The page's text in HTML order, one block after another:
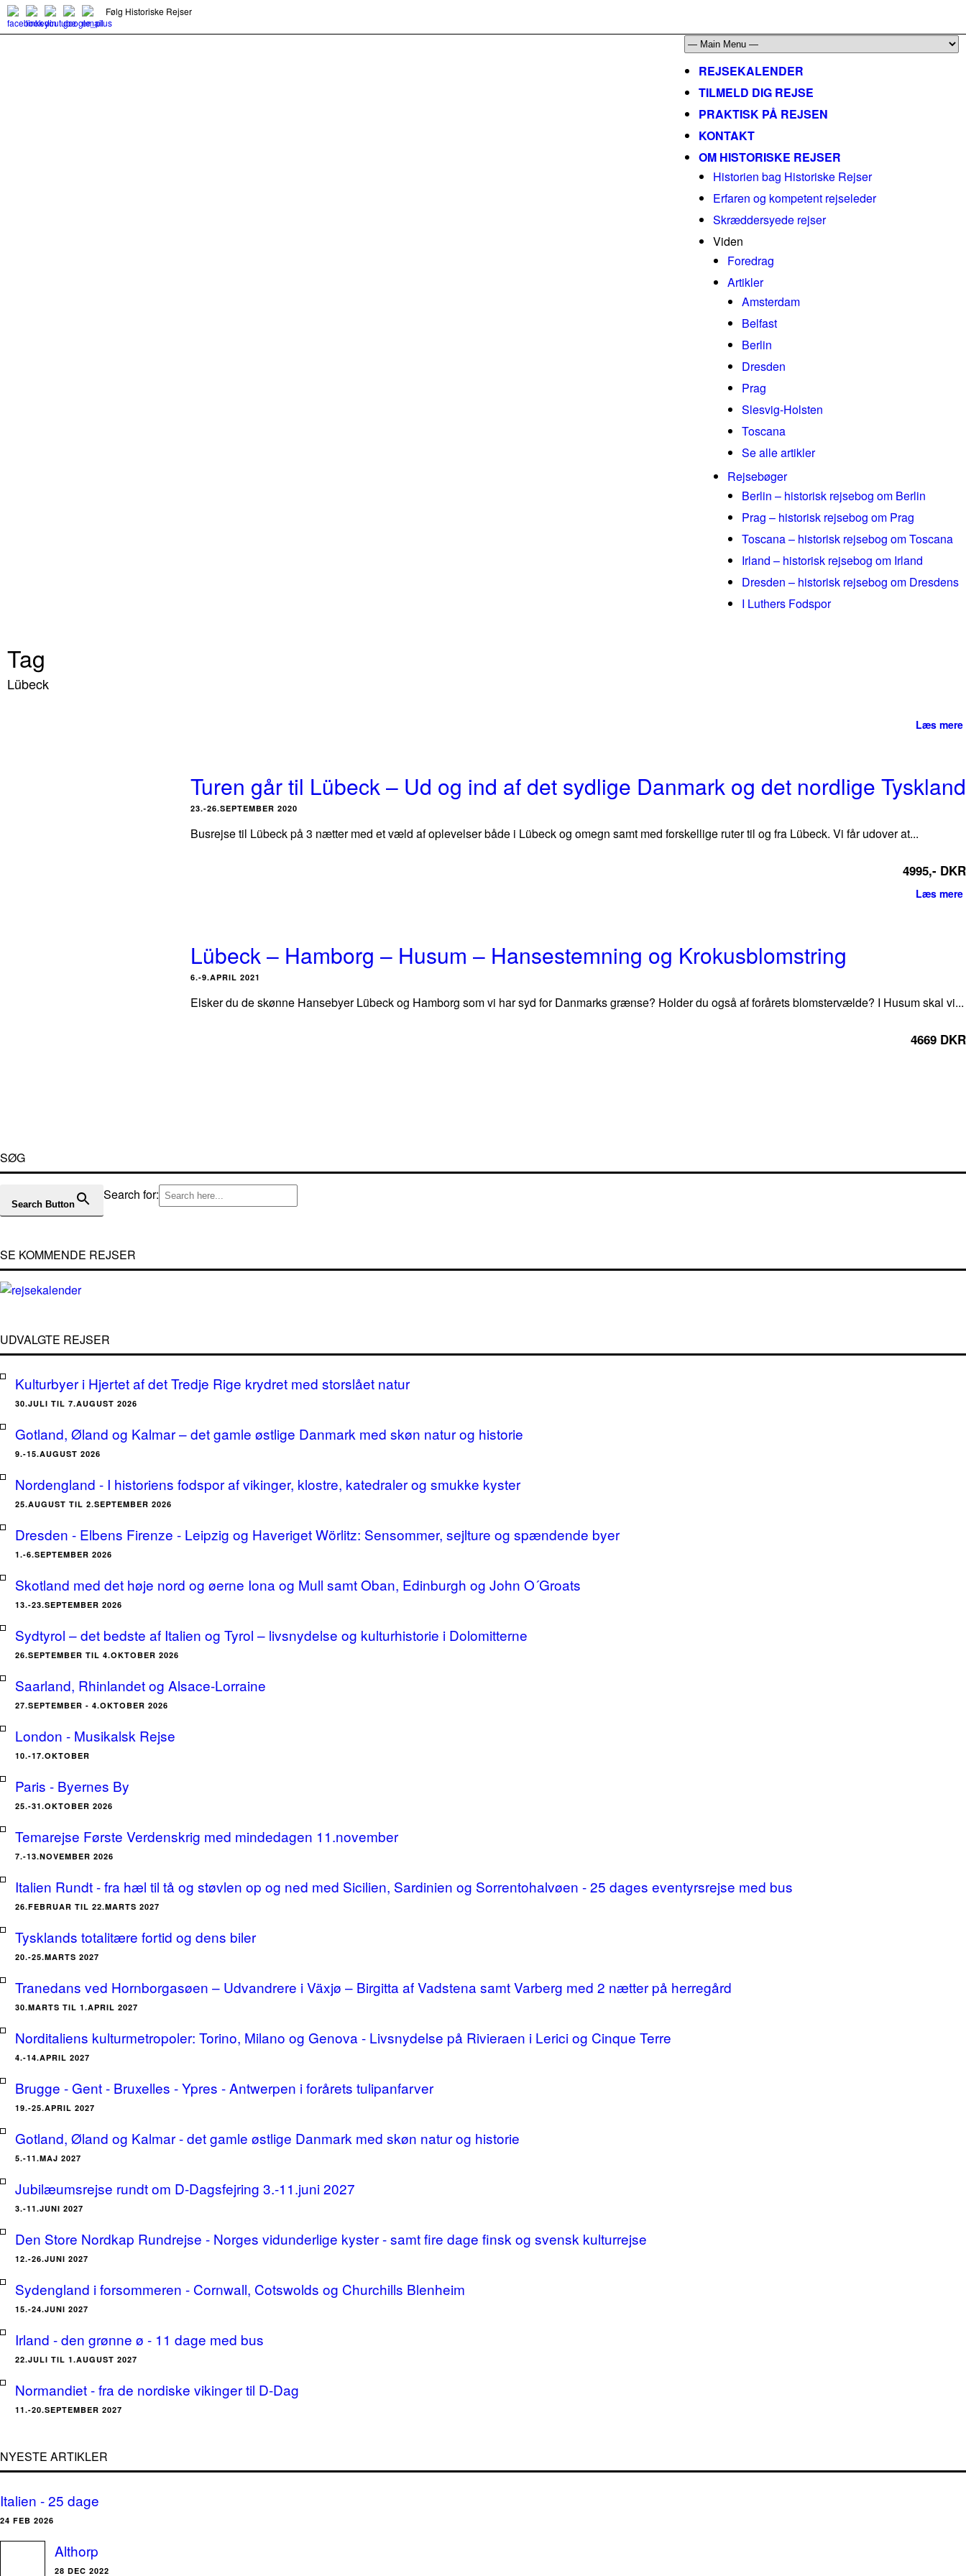
Følg Historiske Rejser
REJSEKALENDER
TILMELD DIG REJSE
PRAKTISK PÅ REJSEN
KONTAKT
OM HISTORISKE REJSER
Historien bag Historiske Rejser
Erfaren og kompetent rejseleder
Skræddersyede rejser
Viden
Foredrag
Artikler
Amsterdam
Belfast
Berlin
Dresden
Prag
Slesvig-Holsten
Toscana
Se alle artikler
Rejsebøger
Berlin – historisk rejsebog om Berlin
Prag – historisk rejsebog om Prag
Toscana – historisk rejsebog om Toscana
Irland – historisk rejsebog om Irland
Dresden – historisk rejsebog om Dresdens
I Luthers Fodspor
Tag
Lübeck
Læs mere
Turen går til Lübeck – Ud og ind af det sydlige Danmark og det nordlige Tyskland
23.-26.SEPTEMBER 2020
Busrejse til Lübeck på 3 nætter med et væld af oplevelser både i Lübeck og omegn samt med forskellige ruter til og fra Lübeck. Vi får udover at...
4995,- DKR
Læs mere
Lübeck – Hamborg – Husum – Hansestemning og Krokusblomstring
6.-9.APRIL 2021
Elsker du de skønne Hansebyer Lübeck og Hamborg som vi har syd for Danmarks grænse? Holder du også af forårets blomstervælde? I Husum skal vi...
4669 DKR
SØG
Search for:
Search Button
SE KOMMENDE REJSER
UDVALGTE REJSER
Kulturbyer i Hjertet af det Tredje Rige krydret med storslået natur
30.JULI TIL 7.AUGUST 2026
Gotland, Øland og Kalmar – det gamle østlige Danmark med skøn natur og historie
9.-15.AUGUST 2026
Nordengland - I historiens fodspor af vikinger, klostre, katedraler og smukke kyster
25.AUGUST TIL 2.SEPTEMBER 2026
Dresden - Elbens Firenze - Leipzig og Haveriget Wörlitz: Sensommer, sejlture og spændende byer
1.-6.SEPTEMBER 2026
Skotland med det høje nord og øerne Iona og Mull samt Oban, Edinburgh og John O´Groats
13.-23.SEPTEMBER 2026
Sydtyrol – det bedste af Italien og Tyrol – livsnydelse og kulturhistorie i Dolomitterne
26.SEPTEMBER TIL 4.OKTOBER 2026
Saarland, Rhinlandet og Alsace-Lorraine
27.SEPTEMBER - 4.OKTOBER 2026
London - Musikalsk Rejse
10.-17.OKTOBER
Paris - Byernes By
25.-31.OKTOBER 2026
Temarejse Første Verdenskrig med mindedagen 11.november
7.-13.NOVEMBER 2026
Italien Rundt - fra hæl til tå og støvlen op og ned med Sicilien, Sardinien og Sorrentohalvøen - 25 dages eventyrsrejse med bus
26.FEBRUAR TIL 22.MARTS 2027
Tysklands totalitære fortid og dens biler
20.-25.MARTS 2027
Tranedans ved Hornborgasøen – Udvandrere i Växjø – Birgitta af Vadstena samt Varberg med 2 nætter på herregård
30.MARTS TIL 1.APRIL 2027
Norditaliens kulturmetropoler: Torino, Milano og Genova - Livsnydelse på Rivieraen i Lerici og Cinque Terre
4.-14.APRIL 2027
Brugge - Gent - Bruxelles - Ypres - Antwerpen i forårets tulipanfarver
19.-25.APRIL 2027
Gotland, Øland og Kalmar - det gamle østlige Danmark med skøn natur og historie
5.-11.MAJ 2027
Jubilæumsrejse rundt om D-Dagsfejring 3.-11.juni 2027
3.-11.JUNI 2027
Den Store Nordkap Rundrejse - Norges vidunderlige kyster - samt fire dage finsk og svensk kulturrejse
12.-26.JUNI 2027
Sydengland i forsommeren - Cornwall, Cotswolds og Churchills Blenheim
15.-24.JUNI 2027
Irland - den grønne ø - 11 dage med bus
22.JULI TIL 1.AUGUST 2027
Normandiet - fra de nordiske vikinger til D-Dag
11.-20.SEPTEMBER 2027
NYESTE ARTIKLER
Italien - 25 dage
24 FEB 2026
Althorp
28 DEC 2022